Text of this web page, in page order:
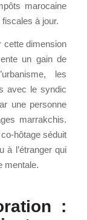
marocaine
à jour.
cette dimension
un gain de
les
avec le syndic
une personne
marrakchis.
hôtage séduit
à l’étranger qui
mentale.
: